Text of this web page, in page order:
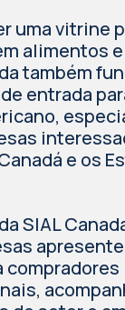
uma vitrine
alimentos
também
entrada
e os
SIAL
compradores